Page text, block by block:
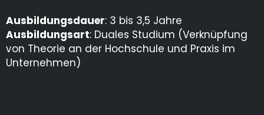
Ausbildungsdauer: 3 bis 3,5 Jahre
Ausbildungsart: Duales Studium (Verknüpfung
von Theorie an der Hochschule und Praxis im
Unternehmen)